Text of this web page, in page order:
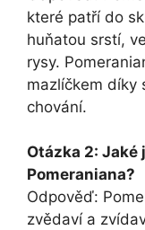
které patří do
huňatou srstí,
rysy.
mazlíčkem díky
chování.
Otázka 2:
Pomeraniana?
Odpověď:
zvědaví a